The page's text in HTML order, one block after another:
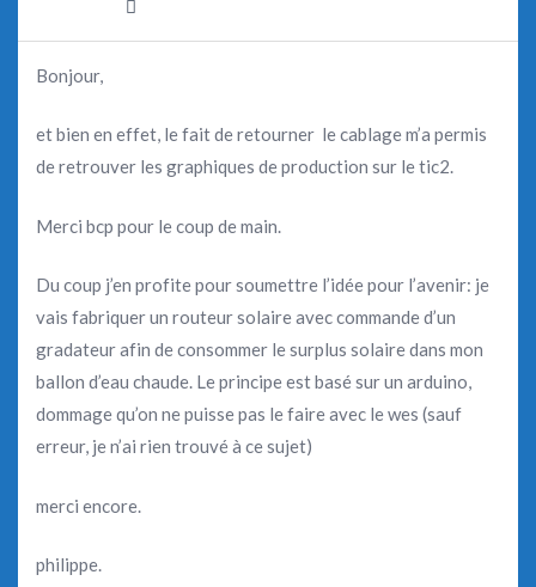
Bonjour,
et bien en effet, le fait de retourner le cablage m’a permis
de retrouver les graphiques de production sur le tic2.
Merci bcp pour le coup de main.
Du coup j’en profite pour soumettre l’idée pour l’avenir: je
vais fabriquer un routeur solaire avec commande d’un
gradateur afin de consommer le surplus solaire dans mon
ballon d’eau chaude. Le principe est basé sur un arduino,
dommage qu’on ne puisse pas le faire avec le wes (sauf
erreur, je n’ai rien trouvé à ce sujet)
merci encore.
philippe.